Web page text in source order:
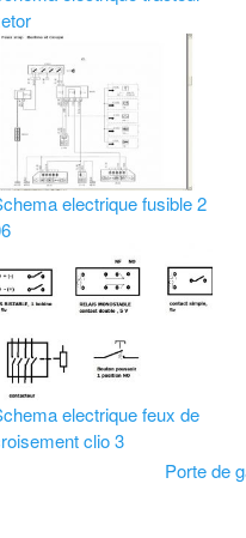
electrique fusible 2
electrique feux de
clio 3
Porte de